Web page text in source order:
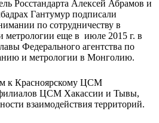
Росстандарта Алексей Абрамов и
Гантумур подписали
по сотрудничеству в
метрологии еще в июле 2015 г. в
Федерального агентства по
и метрологии в Монголию.
к Красноярскому ЦСМ
филиалов ЦСМ Хакассии и Тывы,
взаимодействия территорий.